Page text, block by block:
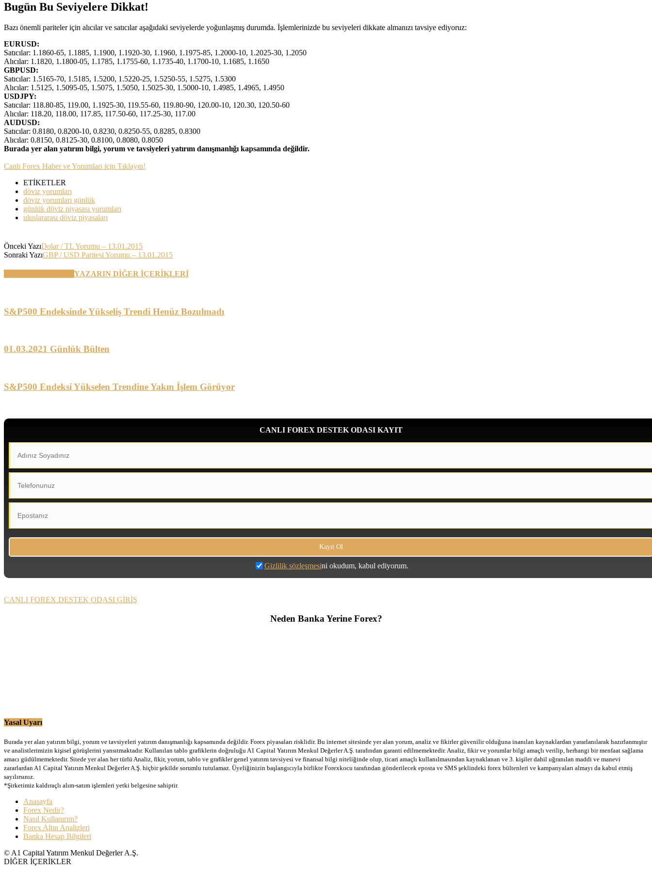
Bugün Bu Seviyelere Dikkat!
Bazı önemli pariteler için alıcılar ve satıcılar aşağıdaki seviyelerde yoğunlaşmış durumda. İşlemlerinizde bu seviyeleri dikkate almanızı tavsiye ediyoruz:
EURUSD:
Satıcılar: 1.1860-65, 1.1885, 1.1900, 1.1920-30, 1.1960, 1.1975-85, 1.2000-10, 1.2025-30, 1.2050
Alıcılar: 1.1820, 1.1800-05, 1.1785, 1.1755-60, 1.1735-40, 1.1700-10, 1.1685, 1.1650
GBPUSD:
Satıcılar: 1.5165-70, 1.5185, 1.5200, 1.5220-25, 1.5250-55, 1.5275, 1.5300
Alıcılar: 1.5125, 1.5095-05, 1.5075, 1.5050, 1.5025-30, 1.5000-10, 1.4985, 1.4965, 1.4950
USDJPY:
Satıcılar: 118.80-85, 119.00, 1.1925-30, 119.55-60, 119.80-90, 120.00-10, 120.30, 120.50-60
Alıcılar: 118.20, 118.00, 117.85, 117.50-60, 117.25-30, 117.00
AUDUSD:
Satıcılar: 0.8180, 0.8200-10, 0.8230, 0.8250-55, 0.8285, 0.8300
Alıcılar: 0.8150, 0.8125-30, 0.8100, 0.8080, 0.8050
Burada yer alan yatırım bilgi, yorum ve tavsiyeleri yatırım danışmanlığı kapsamında değildir.
Canlı Forex Haber ve Yorumları için Tıklayın!
ETİKETLER
döviz yorumları
döviz yorumları günlük
günlük döviz piyasası yorumları
uluslararası döviz piyasaları
Önceki YazıDolar / TL Yorumu – 13.01.2015
Sonraki YazıGBP / USD Paritesi Yorumu – 13.01.2015
YAZARIN DİĞER İÇERİKLERİ
S&P500 Endeksinde Yükseliş Trendi Henüz Bozulmadı
01.03.2021 Günlük Bülten
S&P500 Endeksi Yükselen Trendine Yakın İşlem Görüyor
CANLI FOREX DESTEK ODASI KAYIT
Gizlilik sözleşmesini okudum, kabul ediyorum.
CANLI FOREX DESTEK ODASI GİRİŞ
Neden Banka Yerine Forex?
Yasal Uyarı
Burada yer alan yatırım bilgi, yorum ve tavsiyeleri yatırım danışmanlığı kapsamında değildir. Forex piyasaları risklidir. Bu internet sitesinde yer alan yorum, analiz ve fikirler güvenilir olduğuna inanılan kaynaklardan yararlanılarak hazırlanmıştır
ve analistlerimizin kişisel görüşlerini yansıtmaktadır. Kullanılan tablo grafiklerin doğruluğu A1 Capital Yatırım Menkul Değerler A.Ş. tarafından garanti edilmemektedir. Analiz, fikir ve yorumlar bilgi amaçlı verilip, herhangi bir menfaat sağlama
amacı güdülmemektedir. Sitede yer alan her türlü Analiz, fikir, yorum, tablo ve grafikler genel yatırım tavsiyesi ve finansal bilgi niteliğinde olup, ticari amaçlı kullanılmasından kaynaklanan ve 3. kişiler dahil uğranılan maddi ve manevi
zararlardan A1 Capital Yatırım Menkul Değerler A.Ş. hiçbir şekilde sorumlu tutulamaz. Üyeliğinizin başlangıcıyla birlikte Forexkocu tarafından gönderilecek eposta ve SMS şeklindeki forex bültenleri ve kampanyaları almayı da kabul etmiş
sayılırsınız.
*Şirketimiz kaldıraçlı alım-satım işlemleri yetki belgesine sahiptir.
Anasayfa
Forex Nedir?
Nasıl Kullanırım?
Forex Altın Analizleri
Banka Hesap Bilgileri
© A1 Capital Yatırım Menkul Değerler A.Ş.
DİĞER İÇERİKLER